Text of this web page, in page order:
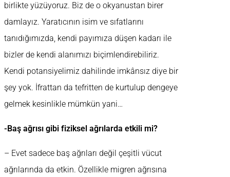
birlikte yüzüyoruz. Biz de o okyanustan birer
damlayız. Yaratıcının isim ve sıfatlarını
tanıdığımızda, kendi payımıza düşen kadarı ile
bizler de kendi alanımızı biçimlendirebiliriz.
Kendi potansiyelimiz dahilinde imkânsız diye bir
şey yok. İfrattan da tefritten de kurtulup dengeye
gelmek kesinlikle mümkün yani…
-Baş ağrısı gibi fiziksel ağrılarda etkili mi?
– Evet sadece baş ağrıları değil çeşitli vücut
ağrılarında da etkin. Özellikle migren ağrısına